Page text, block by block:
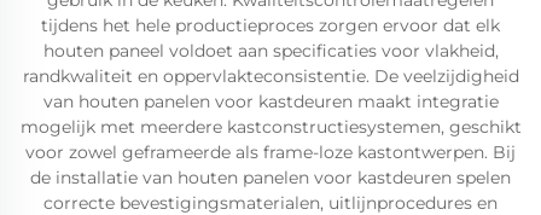
tijdens het hele productieproces zorgen ervoor dat elk
houten paneel voldoet aan specificaties voor vlakheid,
randkwaliteit en oppervlakteconsistentie. De veelzijdigheid
van houten panelen voor kastdeuren maakt integratie
mogelijk met meerdere kastconstructiesystemen, geschikt
voor zowel geframeerde als frame-loze kastontwerpen. Bij
de installatie van houten panelen voor kastdeuren spelen
correcte bevestigingsmaterialen, uitlijnprocedures en